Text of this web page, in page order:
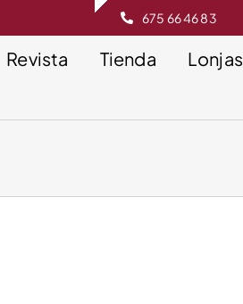
675 66 46 83
Revista Tienda Lonjas